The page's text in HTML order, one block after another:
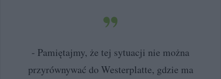
- Pamiętajmy, że tej sytuacji nie można
przyrównywać do Westerplatte, gdzie ma